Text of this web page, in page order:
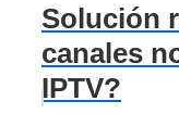
Solución
canales
IPTV?